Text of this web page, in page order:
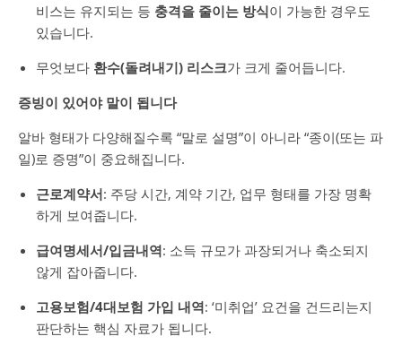
비스는 유지되는 등 충격을 줄이는 방식이 가능한 경우도
있습니다.
무엇보다 환수(돌려내기) 리스크가 크게 줄어듭니다.
증빙이 있어야 말이 됩니다
알바 형태가 다양해질수록 “말로 설명”이 아니라 “종이(또는 파
일)로 증명”이 중요해집니다.
근로계약서: 주당 시간, 계약 기간, 업무 형태를 가장 명확
하게 보여줍니다.
급여명세서/입금내역: 소득 규모가 과장되거나 축소되지
않게 잡아줍니다.
고용보험/4대보험 가입 내역: ‘미취업’ 요건을 건드리는지
판단하는 핵심 자료가 됩니다.